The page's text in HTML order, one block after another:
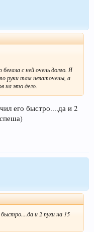
с ней очень долго. Я
руки там незаточены, а
на это дело.
его быстро....да и 2
и 2 пухи на 15